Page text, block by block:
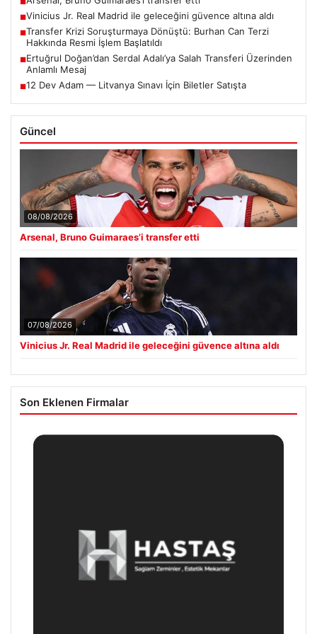
■Vinicius Jr. Real Madrid ile geleceğini güvence altına aldı
■Transfer Krizi Soruşturmaya Dönüştü: Burhan Can Terzi
Hakkında Resmi İşlem Başlatıldı
■Ertuğrul Doğan’dan Serdal Adalı’ya Salah Transferi Üzerinden
Anlamlı Mesaj
■12 Dev Adam — Litvanya Sınavı İçin Biletler Satışta
Güncel
08/08/2026
Arsenal, Bruno Guimaraes’i transfer etti
07/08/2026
Vinicius Jr. Real Madrid ile geleceğini güvence altına aldı
Son Eklenen Firmalar